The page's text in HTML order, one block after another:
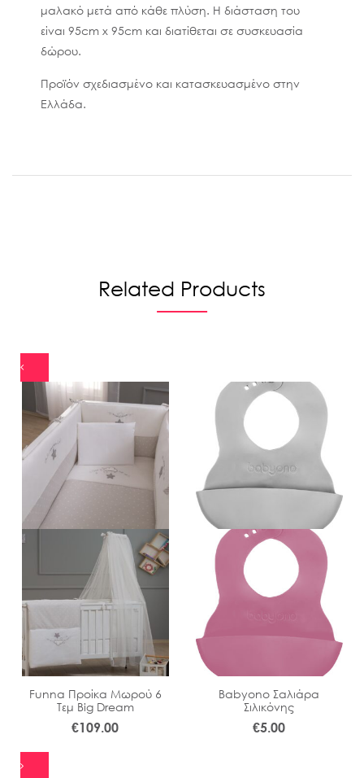
μαλακό μετά από κάθε πλύση. Η διάσταση του
είναι 95cm x 95cm και διατίθεται σε συσκευασία
δώρου.
Προϊόν σχεδιασμένο και κατασκευασμένο στην
Ελλάδα.
Related Products
Funna Προίκα Μωρού 6
Τεμ Big Dream
€109.00
Babyono Σαλιάρα
Σιλικόνης
€5.00